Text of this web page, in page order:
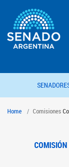
Home Comisiones